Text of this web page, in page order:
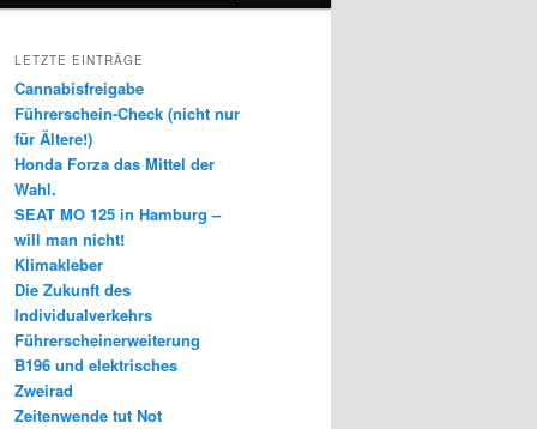
LETZTE EINTRÄGE
Cannabisfreigabe
Führerschein-Check (nicht nur
für Ältere!)
Honda Forza das Mittel der
Wahl.
SEAT MO 125 in Hamburg –
will man nicht!
Klimakleber
Die Zukunft des
Individualverkehrs
Führerscheinerweiterung
B196 und elektrisches
Zweirad
Zeitenwende tut Not